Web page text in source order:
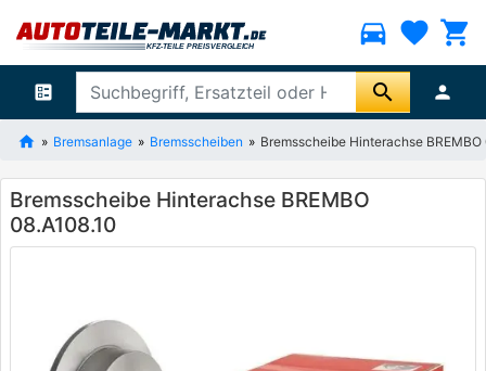
directions_car favorite shopping_cart
ballot search person
Bremsanlage Bremsscheiben Bremsscheibe Hinterachse BREMBO
Bremsscheibe Hinterachse BREMBO
08.A108.10